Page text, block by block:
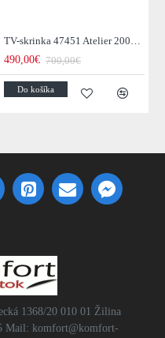
TV-skrinka 47451 Atelier 200cm Natural Dub Dyha
490,00€ 700,00€
Do košíka
1368/20 010 01 Žilina
Mail: komfort@komfort-